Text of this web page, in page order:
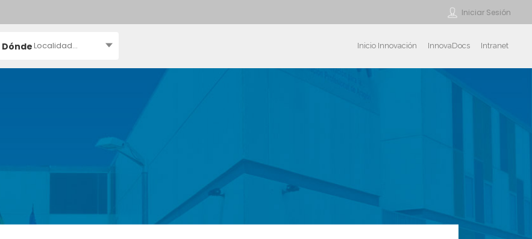
Iniciar Sesión
DóndeLocalidad... Inicio Innovación InnovaDocs Intranet